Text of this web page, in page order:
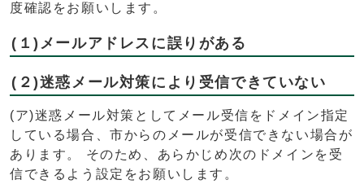
度確認をお願いします。
(１)メールアドレスに誤りがある
(２)迷惑メール対策により受信できていない
(ア)迷惑メール対策としてメール受信をドメイン指定
している場合、市からのメールが受信できない場合が
あります。 そのため、あらかじめ次のドメインを受
信できるよう設定をお願いします。